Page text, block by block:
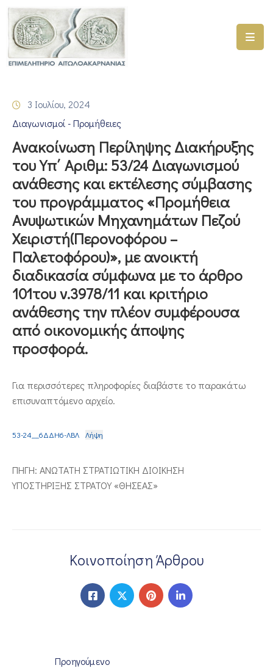
ΑΡΧΙΚΗ
ΓΕΜΗ
–
ΠΡΟΓΡΑΜΜΑΤΑ
ΕΠΙΜΕΛΗΤΗΡΙΟΥ
ΣΥΜΜΕΤΟΧΗ
ΣΕ
ΕΤΑΙΡΕΙΕΣ
ΕΠΙΚΑΙΡΟΤΗΤΑ
ΕΠΙΚΟΙΝΩΝΙΑ
3 Ιουλίου, 2024
Διαγωνισμοί - Προμήθειες
Ανακοίνωση Περίληψης Διακήρυξης
του Υπ΄ Αριθμ: 53/24 Διαγωνισμού
ανάθεσης και εκτέλεσης σύμβασης
του προγράμματος «Προμήθεια
Ανυψωτικών Μηχανημάτων Πεζού
Χειριστή(Περονοφόρου –
Παλετοφόρου)», με ανοικτή
διαδικασία σύμφωνα με το άρθρο
101του ν.3978/11 και κριτήριο
ανάθεσης την πλέον συμφέρουσα
από οικονομικής άποψης
προσφορά.
Για περισσότερες πληροφορίες διαβάστε το παρακάτω
επισυναπτόμενο αρχείο.
53-24__6ΔΔΗ6-ΛΒΛ Λήψη
ΠΗΓΗ: ΑΝΩΤΑΤΗ ΣΤΡΑΤΙΩΤΙΚΗ ΔΙΟΙΚΗΣΗ
ΥΠΟΣΤΗΡΙΞΗΣ ΣΤΡΑΤΟΥ «ΘΗΣΕΑΣ»
Κοινοποίηση Άρθρου
Προηγούμενο